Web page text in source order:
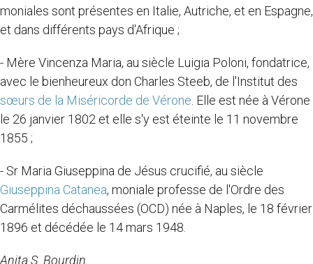
moniales sont présentes en Italie, Autriche, et en Espagne,
et dans différents pays d'Afrique ;
- Mère Vincenza Maria, au siècle Luigia Poloni, fondatrice,
avec le bienheureux don Charles Steeb, de l'Institut des
sœurs de la Miséricorde de Vérone . Elle est née à Vérone
le 26 janvier 1802 et elle s'y est éteinte le 11 novembre
1855 ;
- Sr Maria Giuseppina de Jésus crucifié, au siècle
Giuseppina Catanea, moniale professe de l'Ordre des
Carmélites déchaussées (OCD) née à Naples, le 18 février
1896 et décédée le 14 mars 1948.
Anita S. Bourdin